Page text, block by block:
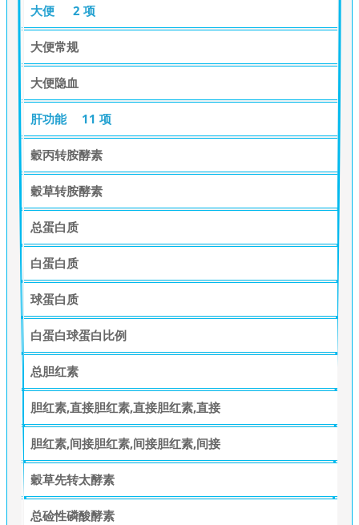
大便 2 项
大便常规
大便隐血
肝功能 11 项
穀丙转胺酵素
穀草转胺酵素
总蛋白质
白蛋白质
球蛋白质
白蛋白球蛋白比例
总胆红素
胆红素,直接胆红素,直接胆红素,直接
胆红素,间接胆红素,间接胆红素,间接
穀草先转太酵素
总硷性磷酸酵素